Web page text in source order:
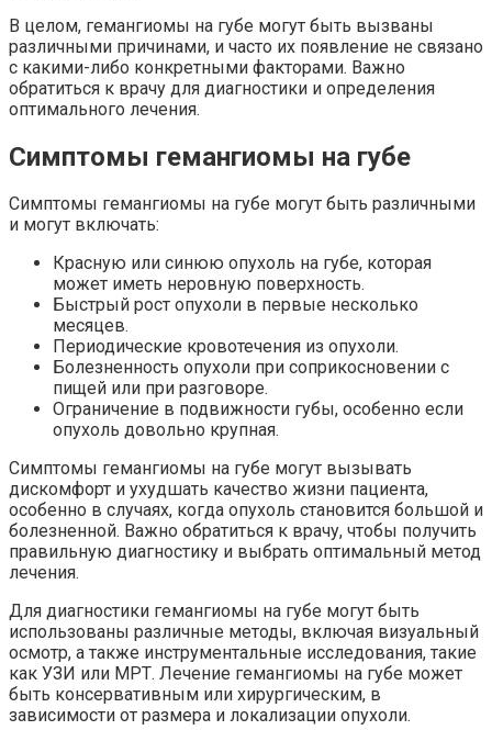
В целом, гемангиомы на губе могут быть вызваны
различными причинами, и часто их появление не связано
с какими-либо конкретными факторами. Важно
обратиться к врачу для диагностики и определения
оптимального лечения.
Симптомы гемангиомы на губе
Симптомы гемангиомы на губе могут быть различными
и могут включать:
Красную или синюю опухоль на губе, которая
может иметь неровную поверхность.
Быстрый рост опухоли в первые несколько
месяцев.
Периодические кровотечения из опухоли.
Болезненность опухоли при соприкосновении с
пищей или при разговоре.
Ограничение в подвижности губы, особенно если
опухоль довольно крупная.
Симптомы гемангиомы на губе могут вызывать
дискомфорт и ухудшать качество жизни пациента,
особенно в случаях, когда опухоль становится большой и
болезненной. Важно обратиться к врачу, чтобы получить
правильную диагностику и выбрать оптимальный метод
лечения.
Для диагностики гемангиомы на губе могут быть
использованы различные методы, включая визуальный
осмотр, а также инструментальные исследования, такие
как УЗИ или МРТ. Лечение гемангиомы на губе может
быть консервативным или хирургическим, в
зависимости от размера и локализации опухоли.